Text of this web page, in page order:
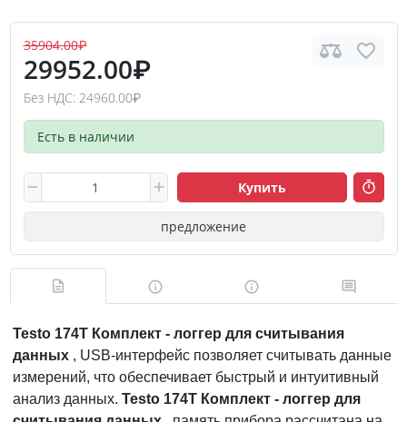
35904.00₽
29952.00₽
Без НДС: 24960.00₽
Есть в наличии
Купить
предложение
Testo 174T Комплект - логгер для считывания
данных , USB-интерфейс позволяет считывать данные
измерений, что обеспечивает быстрый и интуитивный
анализ данных. Testo 174T Комплект - логгер для